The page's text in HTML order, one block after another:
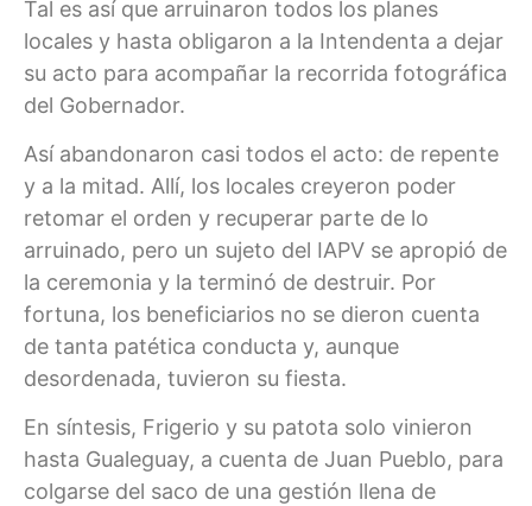
Tal es así que arruinaron todos los planes
locales y hasta obligaron a la Intendenta a dejar
su acto para acompañar la recorrida fotográfica
del Gobernador.
Así abandonaron casi todos el acto: de repente
y a la mitad. Allí, los locales creyeron poder
retomar el orden y recuperar parte de lo
arruinado, pero un sujeto del IAPV se apropió de
la ceremonia y la terminó de destruir. Por
fortuna, los beneficiarios no se dieron cuenta
de tanta patética conducta y, aunque
desordenada, tuvieron su fiesta.
En síntesis, Frigerio y su patota solo vinieron
hasta Gualeguay, a cuenta de Juan Pueblo, para
colgarse del saco de una gestión llena de